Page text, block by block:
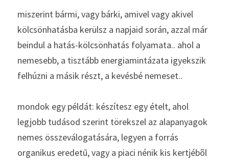
miszerint bármi, vagy bárki, amivel vagy akivel
kölcsönhatásba kerülsz a napjaid során, azzal már
beindul a hatás-kölcsönhatás folyamata.. ahol a
nemesebb, a tisztább energiamintázata igyekszik
felhúzni a másik részt, a kevésbé nemeset..
mondok egy példát: készítesz egy ételt, ahol
legjobb tudásod szerint törekszel az alapanyagok
nemes összeválogatására, legyen a forrás
organikus eredetū, vagy a piaci nénik kis kertjébõl